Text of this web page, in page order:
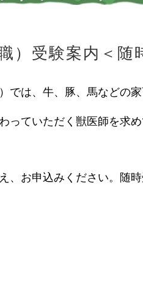
）受験案内＜
では、牛、豚、馬などの
っていただく獣医師を求め
お申込みください。随時